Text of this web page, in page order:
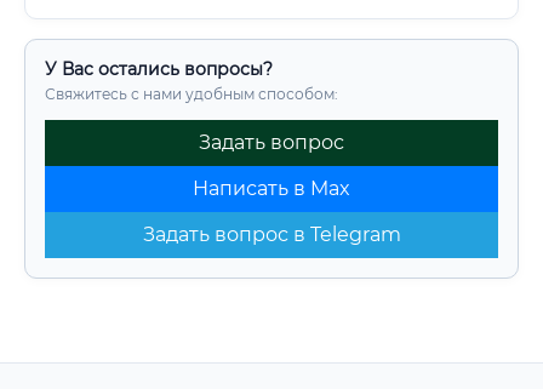
У Вас остались вопросы?
Свяжитесь с нами удобным способом:
Задать вопрос
Написать в Max
Задать вопрос в Telegram